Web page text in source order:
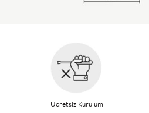
Ücretsiz Kurulum